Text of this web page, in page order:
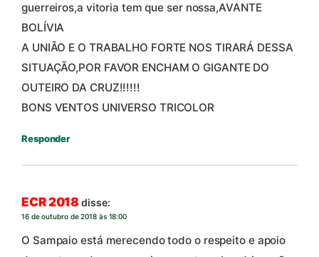
guerreiros,a vitoria tem que ser nossa,AVANTE
BOLÍVIA
A UNIÃO E O TRABALHO FORTE NOS TIRARÁ DESSA
SITUAÇÃO,POR FAVOR ENCHAM O GIGANTE DO
OUTEIRO DA CRUZ!!!!!!
BONS VENTOS UNIVERSO TRICOLOR
Responder
ECR 2018 disse:
16 de outubro de 2018 às 18:00
O Sampaio está merecendo todo o respeito e apoio